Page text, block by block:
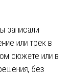
записали
или трек в
сюжете или в
без